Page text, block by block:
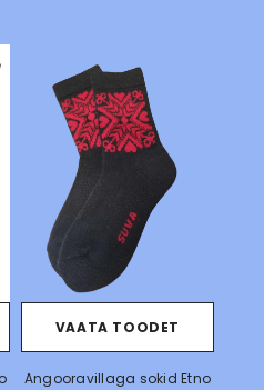
VAATA TOODET
Angooravillaga sokid Etno